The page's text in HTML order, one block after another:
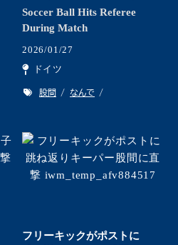
Soccer Ball Hits Referee
During Match
2026/01/27
ドイツ
股間 なんで
フリーキックがポストに